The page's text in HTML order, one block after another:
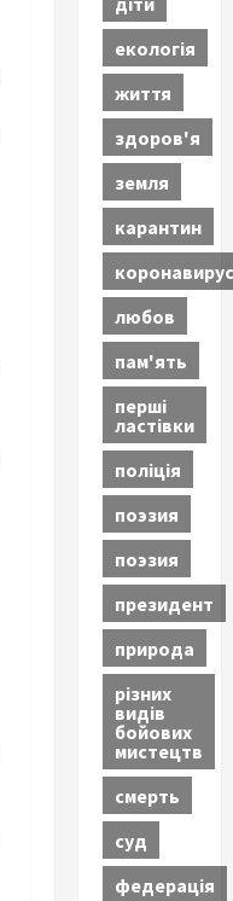
екологія
життя
здоров'я
земля
карантин
коронавирус
любов
пам'ять
перші
ластівки
поліція
поэзия
поэзия
президент
природа
різних
видів
бойових
мистецтв
смерть
суд
федерація